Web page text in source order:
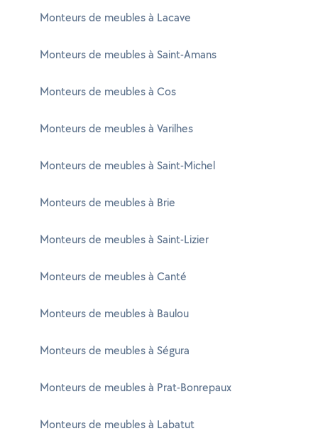
Monteurs de meubles à Lacave
Monteurs de meubles à Saint-Amans
Monteurs de meubles à Cos
Monteurs de meubles à Varilhes
Monteurs de meubles à Saint-Michel
Monteurs de meubles à Brie
Monteurs de meubles à Saint-Lizier
Monteurs de meubles à Canté
Monteurs de meubles à Baulou
Monteurs de meubles à Ségura
Monteurs de meubles à Prat-Bonrepaux
Monteurs de meubles à Labatut